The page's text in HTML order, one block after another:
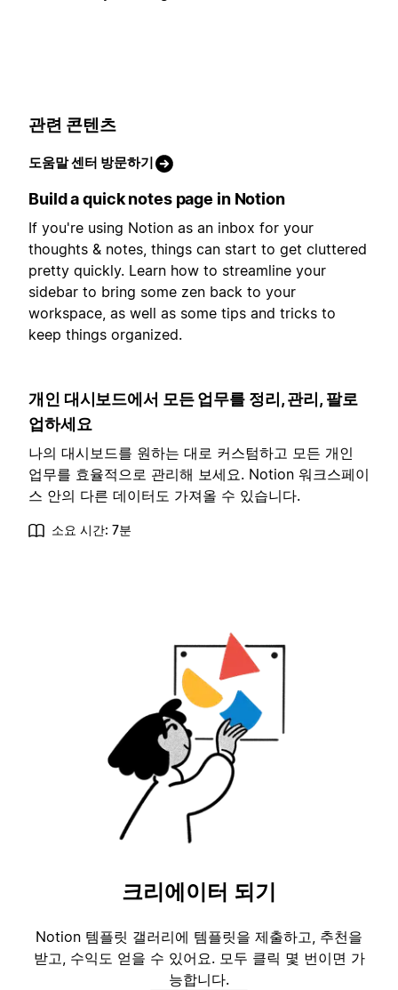
관련 콘텐츠
도움말 센터 방문하기
Build a quick notes page in Notion
If you're using Notion as an inbox for your
thoughts & notes, things can start to get cluttered
pretty quickly. Learn how to streamline your
sidebar to bring some zen back to your
workspace, as well as some tips and tricks to
keep things organized.
개인 대시보드에서 모든 업무를 정리, 관리, 팔로
업하세요
나의 대시보드를 원하는 대로 커스텀하고 모든 개인
업무를 효율적으로 관리해 보세요. Notion 워크스페이
스 안의 다른 데이터도 가져올 수 있습니다.
소요 시간: 7분
크리에이터 되기
Notion 템플릿 갤러리에 템플릿을 제출하고, 추천을
받고, 수익도 얻을 수 있어요. 모두 클릭 몇 번이면 가
능합니다.